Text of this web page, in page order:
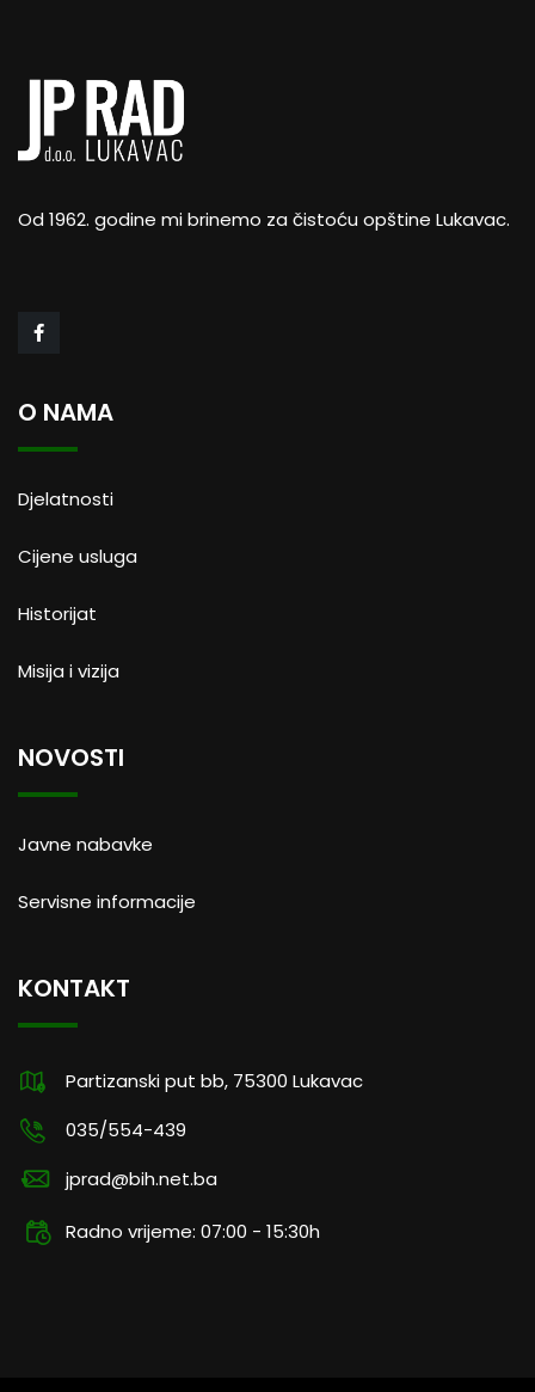
Od 1962. godine mi brinemo za čistoću opštine Lukavac.
O NAMA
Djelatnosti
Cijene usluga
Historijat
Misija i vizija
NOVOSTI
Javne nabavke
Servisne informacije
KONTAKT
Partizanski put bb, 75300 Lukavac
035/554-439
jprad@bih.net.ba
Radno vrijeme: 07:00 - 15:30h